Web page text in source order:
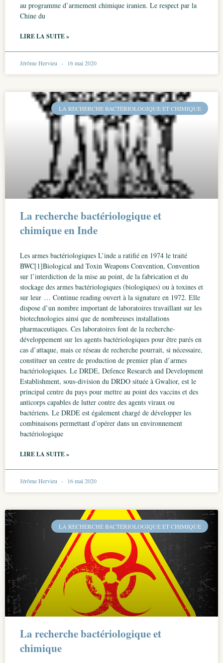
au programme d’armement chimique iranien. Le respect par la
Chine du
LIRE LA SUITE »
Jérôme Hervieu 16 mai 2020
LA RECHERCHE BACTÉRIOLOGIQUE ET CHIMIQUE
La recherche bactériologique et
chimique en Inde
Les armes bactériologiques L’inde a ratifié en 1974 le traité
BWC[1]Biological and Toxin Weapons Convention, Convention
sur l’interdiction de la mise au point, de la fabrication et du
stockage des armes bactériologiques (biologiques) ou à toxines et
sur leur … Continue reading ouvert à la signature en 1972. Elle
dispose d’un nombre important de laboratoires travaillant sur les
biotechnologies ainsi que de nombreuses installations
pharmaceutiques. Ces laboratoires font de la recherche-
développement sur les agents bactériologiques pour être parés en
cas d’attaque, mais ce réseau de recherche pourrait, si nécessaire,
constituer un centre de production de premier plan d’armes
bactériologiques. Le DRDE, Defence Research and Development
Establishment, sous-division du DRDO située à Gwalior, est le
principal centre du pays pour mettre au point des vaccins et des
anticorps capables de lutter contre des agents viraux ou
bactériens. Le DRDE est également chargé de développer les
combinaisons permettant d’opérer dans un environnement
bactériologique
LIRE LA SUITE »
Jérôme Hervieu 16 mai 2020
LA RECHERCHE BACTÉRIOLOGIQUE ET CHIMIQUE
La recherche bactériologique et
chimique